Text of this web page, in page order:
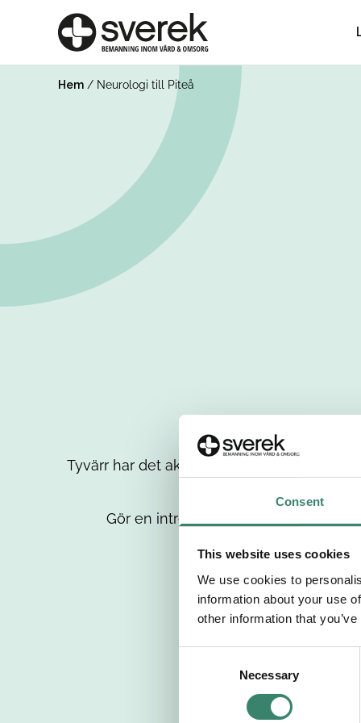
Consent
This website uses cookies
We use cookies to
information about your use
other information that
Necessary
Hem / Neurologi till Piteå
Tyvärr har det aktuella jobbet tagits bort
Gör en intresseanmälan så